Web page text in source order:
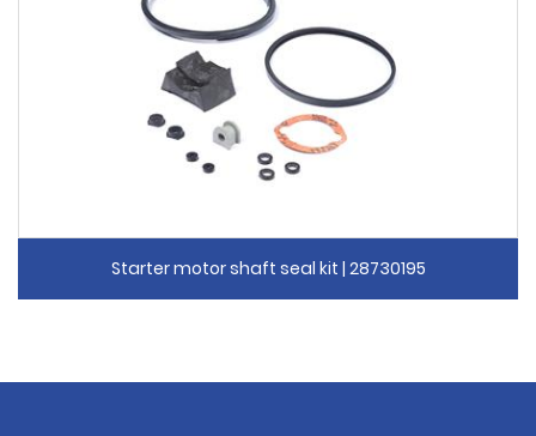
Starter motor shaft seal kit | 28730195